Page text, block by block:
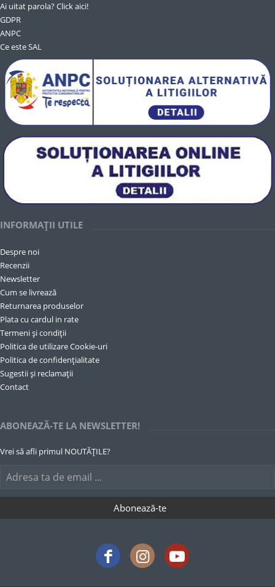
Ai uitat parola? Click aici!
GDPR
ANPC
Ce este SAL
INFORMAȚII UTILE
Despre noi
Recenzii
Newsletter
Cum se livrează
Returnarea produselor
Plata cu cardul in rate
Termeni și condiții
Politica de utilizare Cookie-uri
Politica de confidențialitate
Sugestii și reclamații
Contact
ABONEAZĂ-TE LA NEWSLETTER!
Vrei să afli primul NOUTĂȚILE?